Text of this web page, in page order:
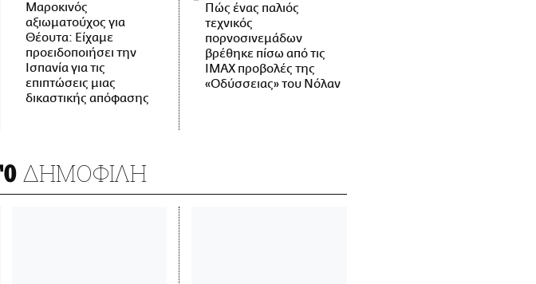
Μαροκινός
αξιωματούχος για
Θέουτα: Είχαμε
προειδοποιήσει την
Ισπανία για τις
επιπτώσεις μιας
δικαστικής απόφασης
Πώς ένας παλιός
τεχνικός
πορνοσινεμάδων
βρέθηκε πίσω από τις
IMAX προβολές της
«Οδύσσειας» του Νόλαν
ΔΗΜΟΦΙΛΗ